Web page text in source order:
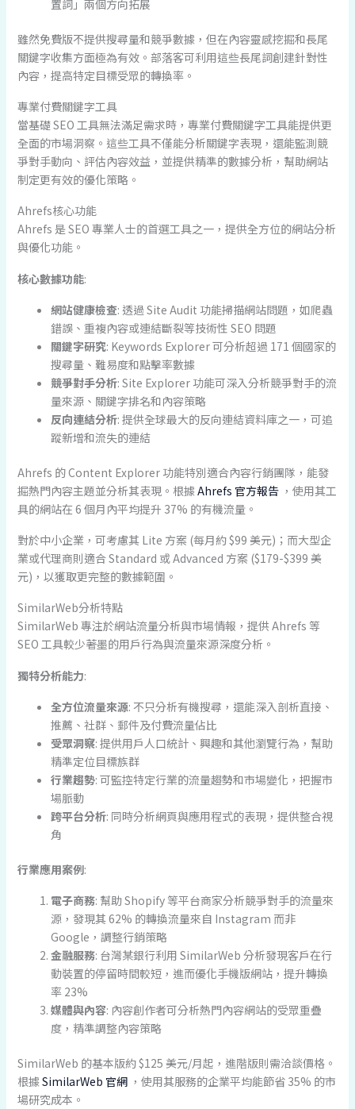
置詞」兩個方向拓展
雖然免費版不提供搜尋量和競爭數據，但在內容靈感挖掘和長尾
關鍵字收集方面極為有效。部落客可利用這些長尾詞創建針對性
內容，提高特定目標受眾的轉換率。
專業付費關鍵字工具
當基礎 SEO 工具無法滿足需求時，專業付費關鍵字工具能提供更
全面的市場洞察。這些工具不僅能分析關鍵字表現，還能監測競
爭對手動向、評估內容效益，並提供精準的數據分析，幫助網站
制定更有效的優化策略。
Ahrefs核心功能
Ahrefs 是 SEO 專業人士的首選工具之一，提供全方位的網站分析
與優化功能。
核心數據功能:
網站健康檢查: 透過 Site Audit 功能掃描網站問題，如爬蟲
錯誤、重複內容或連結斷裂等技術性 SEO 問題
關鍵字研究: Keywords Explorer 可分析超過 171 個國家的
搜尋量、難易度和點擊率數據
競爭對手分析: Site Explorer 功能可深入分析競爭對手的流
量來源、關鍵字排名和內容策略
反向連結分析: 提供全球最大的反向連結資料庫之一，可追
蹤新增和流失的連結
Ahrefs 的 Content Explorer 功能特別適合內容行銷團隊，能發
掘熱門內容主題並分析其表現。根據 Ahrefs 官方報告，使用其工
具的網站在 6 個月內平均提升 37% 的有機流量。
對於中小企業，可考慮其 Lite 方案 (每月約 $99 美元)；而大型企
業或代理商則適合 Standard 或 Advanced 方案 ($179-$399 美
元)，以獲取更完整的數據範圍。
SimilarWeb分析特點
SimilarWeb 專注於網站流量分析與市場情報，提供 Ahrefs 等
SEO 工具較少著墨的用戶行為與流量來源深度分析。
獨特分析能力:
全方位流量來源: 不只分析有機搜尋，還能深入剖析直接、
推薦、社群、郵件及付費流量佔比
受眾洞察: 提供用戶人口統計、興趣和其他瀏覽行為，幫助
精準定位目標族群
行業趨勢: 可監控特定行業的流量趨勢和市場變化，把握市
場脈動
跨平台分析: 同時分析網頁與應用程式的表現，提供整合視
角
行業應用案例:
電子商務: 幫助 Shopify 等平台商家分析競爭對手的流量來
源，發現其 62% 的轉換流量來自 Instagram 而非
Google，調整行銷策略
金融服務: 台灣某銀行利用 SimilarWeb 分析發現客戶在行
動裝置的停留時間較短，進而優化手機版網站，提升轉換
率 23%
媒體與內容: 內容創作者可分析熱門內容網站的受眾重疊
度，精準調整內容策略
SimilarWeb 的基本版約 $125 美元/月起，進階版則需洽談價格。
根據 SimilarWeb 官網，使用其服務的企業平均能節省 35% 的市
場研究成本。